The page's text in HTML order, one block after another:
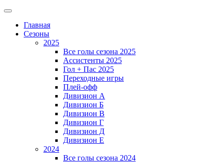
Главная
Сезоны
2025
Все голы сезона 2025
Ассистенты 2025
Гол + Пас 2025
Переходные игры
Плей-офф
Дивизион A
Дивизион Б
Дивизион В
Дивизион Г
Дивизион Д
Дивизион Е
2024
Все голы сезона 2024